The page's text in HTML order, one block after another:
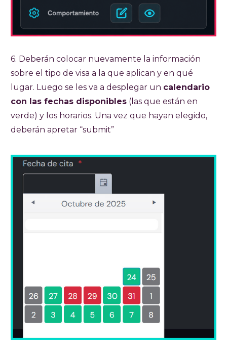
6. Deberán colocar nuevamente la información
sobre el tipo de visa a la que aplican y en qué
lugar. Luego se les va a desplegar un calendario
con las fechas disponibles (las que están en
verde) y los horarios. Una vez que hayan elegido,
deberán apretar “submit”